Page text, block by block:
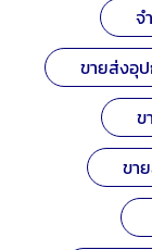
จ
ขายส่งอุ
ข
ขา